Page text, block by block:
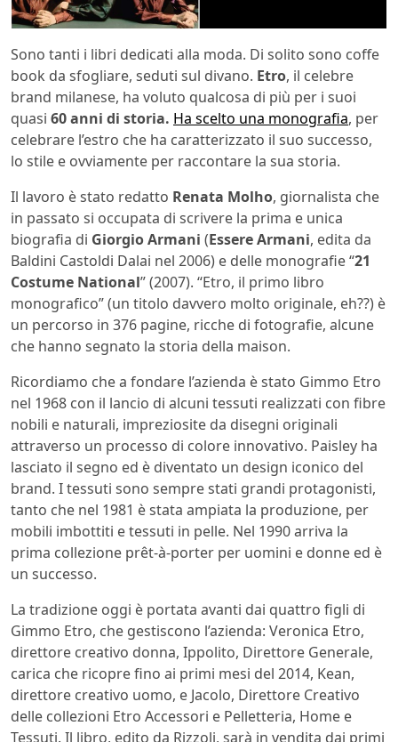
Sono tanti i libri dedicati alla moda. Di solito sono coffe
book da sfogliare, seduti sul divano. Etro, il celebre
brand milanese, ha voluto qualcosa di più per i suoi
quasi 60 anni di storia. Ha scelto una monografia, per
celebrare l’estro che ha caratterizzato il suo successo,
lo stile e ovviamente per raccontare la sua storia.
Il lavoro è stato redatto Renata Molho, giornalista che
in passato si occupata di scrivere la prima e unica
biografia di Giorgio Armani (Essere Armani, edita da
Baldini Castoldi Dalai nel 2006) e delle monografie “21
Costume National” (2007). “Etro, il primo libro
monografico” (un titolo davvero molto originale, eh??) è
un percorso in 376 pagine, ricche di fotografie, alcune
che hanno segnato la storia della maison.
Ricordiamo che a fondare l’azienda è stato Gimmo Etro
nel 1968 con il lancio di alcuni tessuti realizzati con fibre
nobili e naturali, impreziosite da disegni originali
attraverso un processo di colore innovativo. Paisley ha
lasciato il segno ed è diventato un design iconico del
brand. I tessuti sono sempre stati grandi protagonisti,
tanto che nel 1981 è stata ampiata la produzione, per
mobili imbottiti e tessuti in pelle. Nel 1990 arriva la
prima collezione prêt-à-porter per uomini e donne ed è
un successo.
La tradizione oggi è portata avanti dai quattro figli di
Gimmo Etro, che gestiscono l’azienda: Veronica Etro,
direttore creativo donna, Ippolito, Direttore Generale,
carica che ricopre fino ai primi mesi del 2014, Kean,
direttore creativo uomo, e Jacolo, Direttore Creativo
delle collezioni Etro Accessori e Pelletteria, Home e
Tessuti. Il libro, edito da Rizzoli, sarà in vendita dai primi